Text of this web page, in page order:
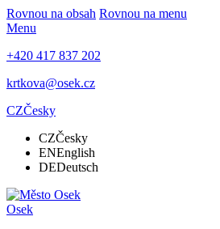
Rovnou na obsah Rovnou na menu
Menu
+420 417 837 202
krtkova@osek.cz
CZČesky
CZČesky
ENEnglish
DEDeutsch
Osek